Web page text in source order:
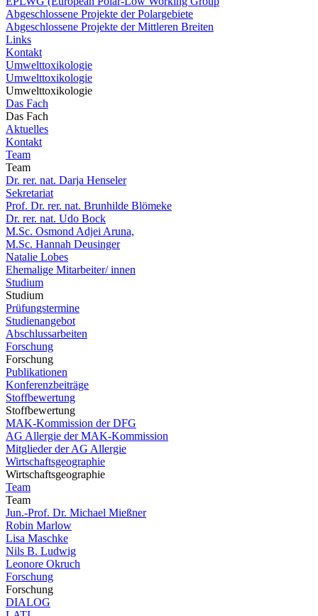
Abgeschlossene Projekte der Polargebiete
Abgeschlossene Projekte der Mittleren Breiten
Links
Kontakt
Umwelttoxikologie
Umwelttoxikologie
Umwelttoxikologie
Das Fach
Das Fach
Aktuelles
Kontakt
Team
Team
Dr. rer. nat. Darja Henseler
Sekretariat
Prof. Dr. rer. nat. Brunhilde Blömeke
Dr. rer. nat. Udo Bock
M.Sc. Osmond Adjei Aruna,
M.Sc. Hannah Deusinger
Natalie Lobes
Ehemalige Mitarbeiter/ innen
Studium
Studium
Prüfungstermine
Studienangebot
Abschlussarbeiten
Forschung
Forschung
Publikationen
Konferenzbeiträge
Stoffbewertung
Stoffbewertung
MAK-Kommission der DFG
AG Allergie der MAK-Kommission
Mitglieder der AG Allergie
Wirtschaftsgeographie
Wirtschaftsgeographie
Team
Team
Jun.-Prof. Dr. Michael Mießner
Robin Marlow
Lisa Maschke
Nils B. Ludwig
Leonore Okruch
Forschung
Forschung
DIALOG